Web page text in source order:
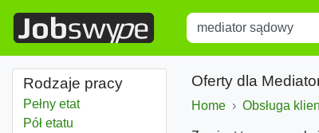
Title
Rodzaje pracy
Pełny etat
Pół etatu
Oferty dla
Home Obsługa